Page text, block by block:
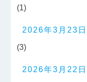
(1)
2026年3月23日
(3)
2026年3月22日